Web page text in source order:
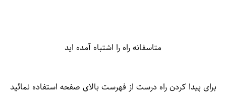
متاسفانه راه را اشتباه آمده اید
برای پیدا کردن راه درست از فهرست بالای صفحه استفاده نمائید